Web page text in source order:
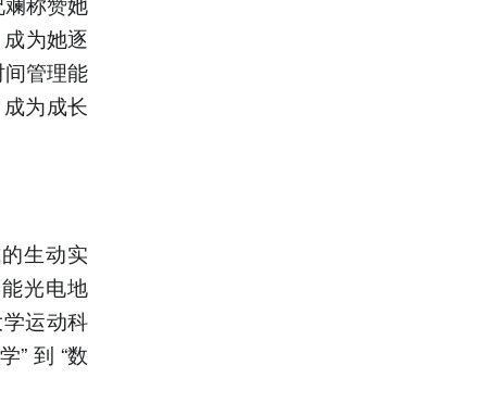
为她逐
管理能
为成长
生动实
光电地
运动科
” 到 “数